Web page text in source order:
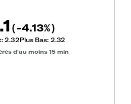
(-4.13%)
2.32Plus Bas: 2.32
d'au moins 15 min